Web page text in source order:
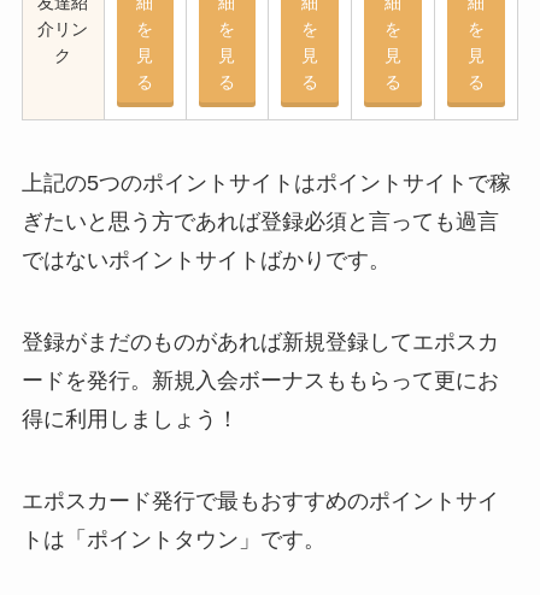
介リン
ク
を
見
る
を
見
る
を
見
る
を
見
る
を
見
る
上記の5つのポイントサイトはポイントサイトで稼
ぎたいと思う方であれば登録必須と言っても過言
ではないポイントサイトばかりです。
登録がまだのものがあれば新規登録してエポスカ
ードを発行。新規入会ボーナスももらって更にお
得に利用しましょう！
エポスカード発行で最もおすすめのポイントサイ
トは「ポイントタウン」です。